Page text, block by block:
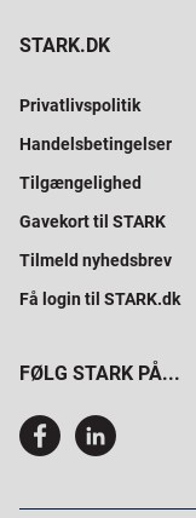
STARK.DK
Privatlivspolitik
Handelsbetingelser
Tilgængelighed
Gavekort til STARK
Tilmeld nyhedsbrev
Få login til STARK.dk
FØLG STARK PÅ...